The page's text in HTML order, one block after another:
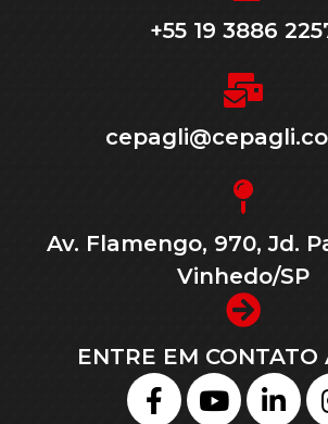
+55 19 3886
Av. Flamengo, 970, Jd.
Vinhedo/SP
ENTRE EM CONTATO